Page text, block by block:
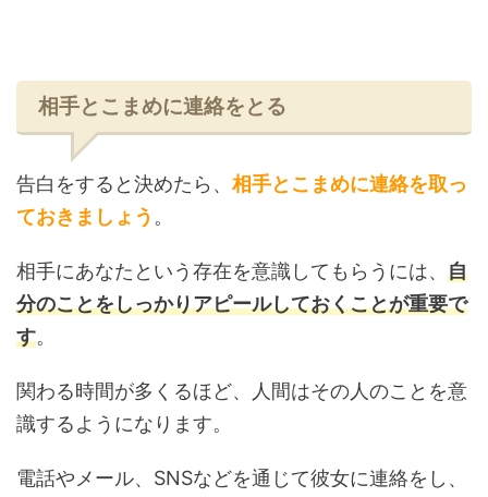
相手とこまめに連絡をとる
告白をすると決めたら、 相手とこまめに連絡を取っ
ておきましょう 。
相手にあなたという存在を意識してもらうには、 自
分のことをしっかりアピールしておくことが重要で
す。
関わる時間が多くるほど、人間はその人のことを意
識するようになります。
電話やメール、SNSなどを通じて彼女に連絡をし、